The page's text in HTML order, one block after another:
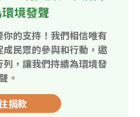
境發聲
你的支持！我們相信唯有
民眾的參與和行動，邀
，讓我們持續為環境發
聲。
捐款